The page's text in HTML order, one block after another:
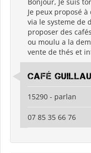
Bonjour, Je suis
Je peux proposé
via le systeme de
proposer des
ou moulu a la
vente de thés et
café
15290 - parlan
07 85 35 66 76